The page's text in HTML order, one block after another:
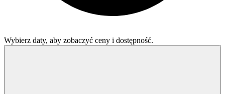
Wybierz daty, aby zobaczyć ceny i dostępność.